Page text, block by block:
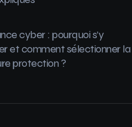
cyber : pourquoi s’y
et comment sélectionner la
protection ?